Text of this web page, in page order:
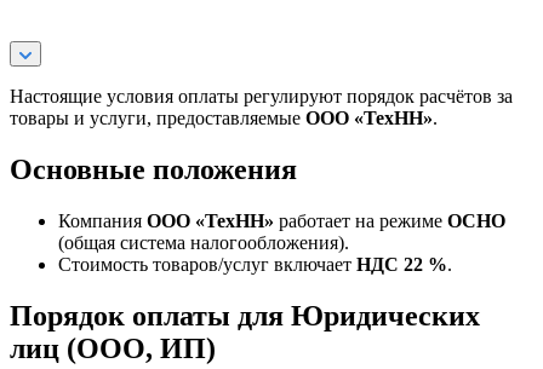
Настоящие условия оплаты регулируют порядок расчётов за
товары и услуги, предоставляемые ООО «ТехНН».
Основные положения
Компания ООО «ТехНН» работает на режиме ОСНО
(общая система налогообложения).
Стоимость товаров/услуг включает НДС 22 %.
Порядок оплаты для Юридических
лиц (ООО, ИП)